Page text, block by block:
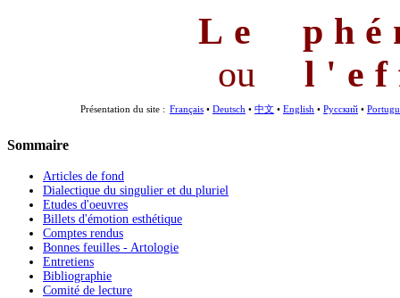
Le
ou
Présentation du site : Français • Deutsch • 中文 • English • Русский •
Sommaire
Articles de fond
Dialectique du singulier et du pluriel
Etudes d'oeuvres
Billets d'émotion esthétique
Comptes rendus
Bonnes feuilles - Artologie
Entretiens
Bibliographie
Comité de lecture